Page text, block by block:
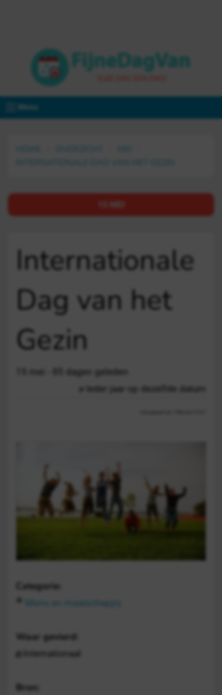
Menu
Internationale
Dag van het
Gezin
15 mei - 85 dagen geleden
Ieder jaar op dezelfde datum
Categorie:
Mens en maatschappij
Waar gevierd:
Internationaal
Bron: